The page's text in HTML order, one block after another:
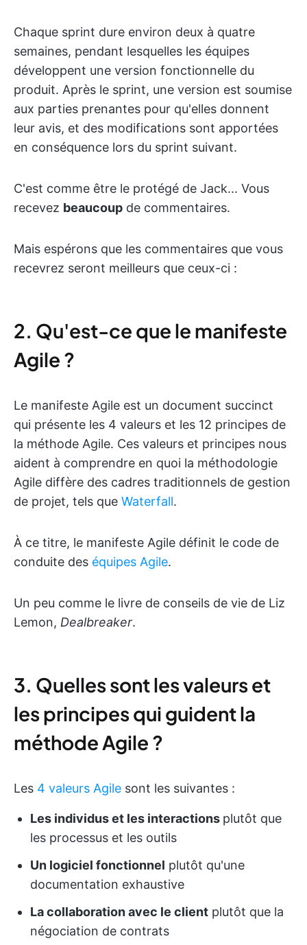
Chaque sprint dure environ deux à quatre
semaines, pendant lesquelles les équipes
développent une version fonctionnelle du
produit. Après le sprint, une version est soumise
aux parties prenantes pour qu'elles donnent
leur avis, et des modifications sont apportées
en conséquence lors du sprint suivant.
C'est comme être le protégé de Jack... Vous
recevez beaucoup de commentaires.
Mais espérons que les commentaires que vous
recevrez seront meilleurs que ceux-ci :
2. Qu'est-ce que le manifeste
Agile ?
Le manifeste Agile est un document succinct
qui présente les 4 valeurs et les 12 principes de
la méthode Agile. Ces valeurs et principes nous
aident à comprendre en quoi la méthodologie
Agile diffère des cadres traditionnels de gestion
de projet, tels que Waterfall.
À ce titre, le manifeste Agile définit le code de
conduite des équipes Agile.
Un peu comme le livre de conseils de vie de Liz
Lemon, Dealbreaker.
3. Quelles sont les valeurs et
les principes qui guident la
méthode Agile ?
Les 4 valeurs Agile sont les suivantes :
Les individus et les interactions plutôt que
les processus et les outils
Un logiciel fonctionnel plutôt qu'une
documentation exhaustive
La collaboration avec le client plutôt que la
négociation de contrats